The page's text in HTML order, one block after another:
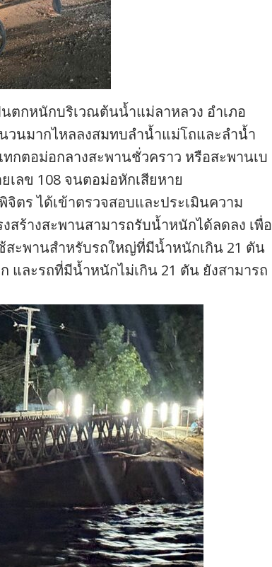
นตกหนักบริเวณต้นน้ำแม่ลาหลวง อำเภอ
นมากไหลลงสมทบลำน้ำแม่โถและลำน้ำ
กตอม่อกลางสะพานชั่วคราว หรือสะพานเบ
เลข 108 จนตอม่อหักเสียหาย
ตร ได้เข้าตรวจสอบและประเมินความ
ร้างสะพานสามารถรับน้ำหนักได้ลดลง เพื่อ
ะพานสำหรับรถใหญ่ที่มีน้ำหนักเกิน 21 ตัน
และรถที่มีน้ำหนักไม่เกิน 21 ตัน ยังสามารถ